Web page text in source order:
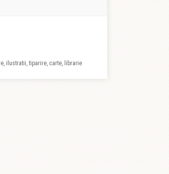
ilustratii, tiparire, carte, librarie